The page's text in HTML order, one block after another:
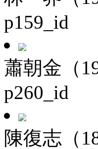
p159_id
蕭朝金（
p260_id
陳復志（